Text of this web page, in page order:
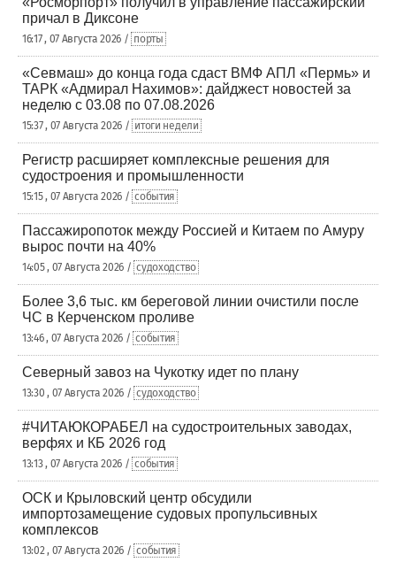
причал в Диксоне
16:17 , 07 Августа 2026 / порты
«Севмаш» до конца года сдаст ВМФ АПЛ «Пермь» и
ТАРК «Адмирал Нахимов»: дайджест новостей за
неделю с 03.08 по 07.08.2026
15:37 , 07 Августа 2026 / итоги недели
Регистр расширяет комплексные решения для
судостроения и промышленности
15:15 , 07 Августа 2026 / события
Пассажиропоток между Россией и Китаем по Амуру
вырос почти на 40%
14:05 , 07 Августа 2026 / судоходство
Более 3,6 тыс. км береговой линии очистили после
ЧС в Керченском проливе
13:46 , 07 Августа 2026 / события
Северный завоз на Чукотку идет по плану
13:30 , 07 Августа 2026 / судоходство
#ЧИТАЮКОРАБЕЛ на судостроительных заводах,
верфях и КБ 2026 год
13:13 , 07 Августа 2026 / события
ОСК и Крыловский центр обсудили
импортозамещение судовых пропульсивных
комплексов
13:02 , 07 Августа 2026 / события